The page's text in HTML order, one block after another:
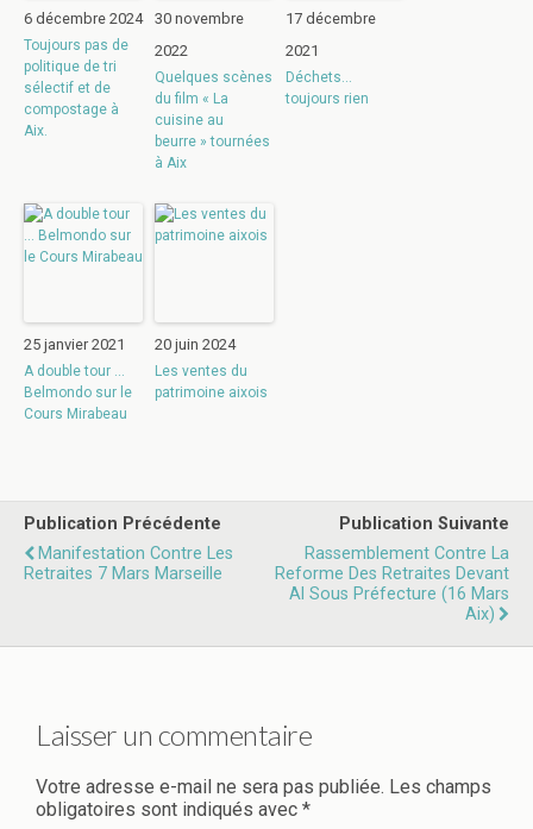
6 décembre 2024
Toujours pas de
politique de tri
sélectif et de
compostage à
Aix.
30 novembre
2022
Quelques scènes
du film « La
cuisine au
beurre » tournées
à Aix
17 décembre
2021
Déchets…
toujours rien
25 janvier 2021
A double tour …
Belmondo sur le
Cours Mirabeau
20 juin 2024
Les ventes du
patrimoine aixois
Publication Précédente
Manifestation Contre Les
Retraites 7 Mars Marseille
Publication Suivante
Rassemblement Contre La
Reforme Des Retraites Devant
Al Sous Préfecture (16 Mars
Aix)
Laisser un commentaire
Votre adresse e-mail ne sera pas publiée. Les champs
obligatoires sont indiqués avec *